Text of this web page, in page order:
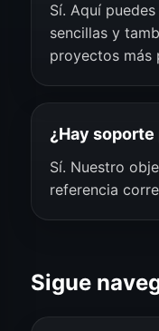
Sí. Aquí
sencillas y
proyectos más
¿Hay
Sí. Nuestro
referencia
Sigue